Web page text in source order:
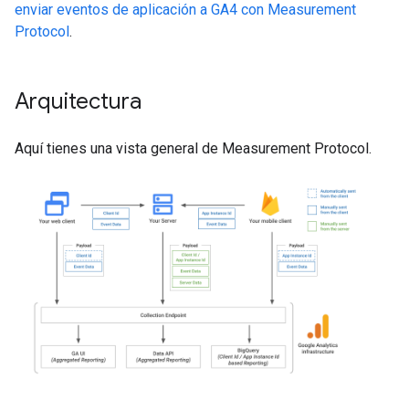
enviar eventos de aplicación a GA4 con Measurement
Protocol.
Arquitectura
Aquí tienes una vista general de Measurement Protocol.